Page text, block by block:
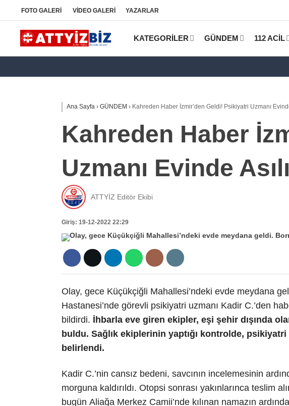
FOTO GALERİ VİDEO GALERİ YAZARLAR
KATEGORİLER GÜNDEM 112 ACİL
Ana Sayfa › GÜNDEM › Kahreden Haber İzmir’den Geldi! Psikiyatri Uzmanı
Kahreden Haber
Uzmanı Evinde
ATTYİZ Editör Ekibi
Giriş: 19-12-2022 22:29
Olay, gece Küçükçiğli Mahallesi’ndeki evde meydana
Hastanesi’nde görevli psikiyatri uzmanı Kadir C.’den
bildirdi. İhbarla eve giren ekipler, eşi şehir dışında
buldu. Sağlık ekiplerinin yaptığı kontrolde, psikiyatri
belirlendi.
Kadir C.’nin cansız bedeni, savcının incelemesinin
morguna kaldırıldı. Otopsi sonrası yakınlarınca teslim
bugün Aliağa Merkez Camii’nde kılınan namazın